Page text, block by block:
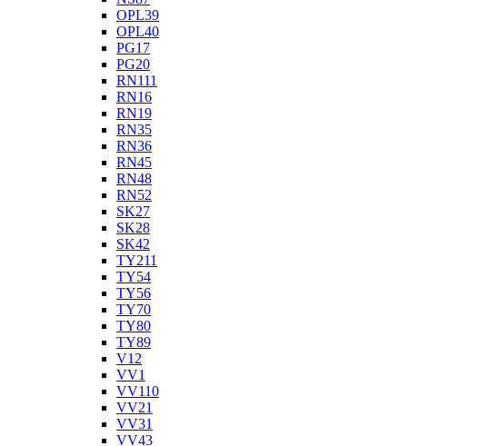
OPL39
OPL40
PG17
PG20
RN111
RN16
RN19
RN35
RN36
RN45
RN48
RN52
SK27
SK28
SK42
TY211
TY54
TY56
TY70
TY80
TY89
V12
VV1
VV110
VV21
VV31
VV43